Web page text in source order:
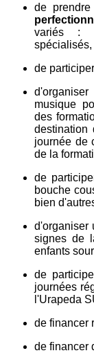
de
variés :
spécialisés,
de
musique
des
destination
journée de
de la
de
bouche
bien
d'organiser
signes de
enfants
de
journées
l'Urapeda
de financer
de financer